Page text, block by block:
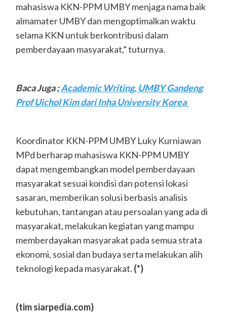
mahasiswa KKN-PPM UMBY menjaga nama baik
almamater UMBY dan mengoptimalkan waktu
selama KKN untuk berkontribusi dalam
pemberdayaan masyarakat,” tuturnya.
Baca Juga ;Academic Writing, UMBY Gandeng
Prof Uichol Kim dari Inha University Korea
Koordinator KKN-PPM UMBY Luky Kurniawan
MPd berharap mahasiswa KKN-PPM UMBY
dapat mengembangkan model pemberdayaan
masyarakat sesuai kondisi dan potensi lokasi
sasaran, memberikan solusi berbasis analisis
kebutuhan, tantangan atau persoalan yang ada di
masyarakat, melakukan kegiatan yang mampu
memberdayakan masyarakat pada semua strata
ekonomi, sosial dan budaya serta melakukan alih
teknologi kepada masyarakat. (*)
(tim siarpedia.com)